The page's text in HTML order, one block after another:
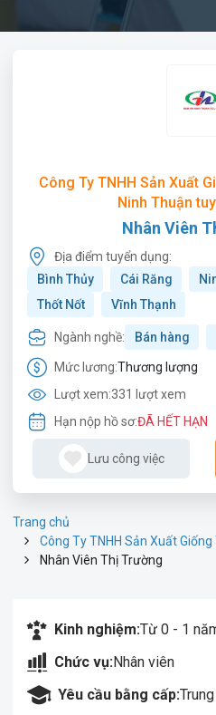
Công Ty TNHH Sản Xuất
Ninh Thuận
Nhân Viên
Địa điểm tuyển dụng:
Bình Thủy
Cái Răng
Thốt Nốt
Vĩnh Thạnh
Ngành nghề: Bán hàng
Mức lương:Thương lượng
Lượt xem:331 lượt xem
Hạn nộp hồ sơ:ĐÃ HẾT HẠN
Lưu công việc
Trang chủ
Công Ty TNHH Sản Xuất
Nhân Viên Thị Trường
Kinh nghiệm:Từ 0 - 1
Chức vụ:Nhân viên
Yêu cầu bằng cấp: